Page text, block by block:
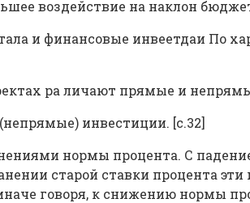
воздействие на наклон
и финансовые инвеетдаи По
ра личают прямые и
инвестиции. [c.32]
нормы процента. С
старой ставки процента
говоря, к снижению нормы